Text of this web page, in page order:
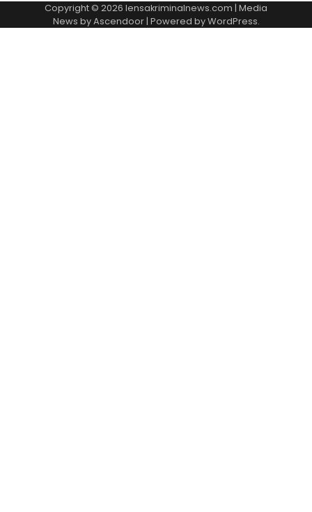
Copyright © 2026 lensakriminalnews.com | Media
News byAscendoor| Powered byWordPress.